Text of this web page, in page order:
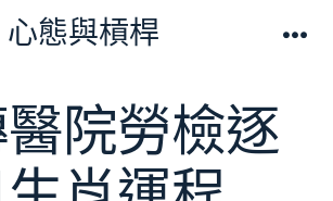
心態與槓桿
院勞檢逐